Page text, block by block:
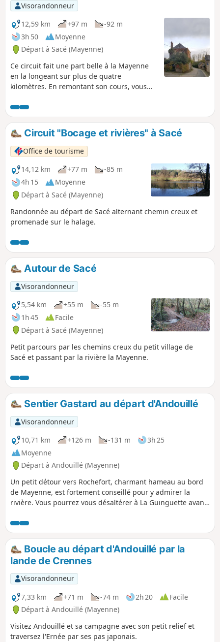
Visorandonneur
12,59 km
+97 m
-92 m
3h 50
Moyenne
Départ à Sacé (Mayenne)
Ce circuit fait une part belle à la Mayenne
en la longeant sur plus de quatre
kilomètres. En remontant son cours, vous
certains sont associés à une petite centrale
électrique.
Circuit "Bocage et rivières" à Sacé
Office de tourisme
14,12 km
+77 m
-85 m
4h 15
Moyenne
Départ à Sacé (Mayenne)
Randonnée au départ de Sacé alternant chemin creux et
promenade sur le halage.
Autour de Sacé
Visorandonneur
5,54 km
+55 m
-55 m
1h 45
Facile
Départ à Sacé (Mayenne)
Petit parcours par les chemins creux du petit village de
Sacé et passant par la rivière la Mayenne.
Sentier Gastard au départ d'Andouillé
Visorandonneur
10,71 km
+126 m -131 m
3h 25
Moyenne
Départ à Andouillé (Mayenne)
Un petit détour vers Rochefort, charmant hameau au bord
de Mayenne, est fortement conseillé pour y admirer la
rivière. Vous pourrez vous désaltérer à La Guinguette avant
Boucle au départ d'Andouillé par la
lande de Crennes
Visorandonneur
7,33 km
+71 m -74 m 2h 20
Facile
Départ à Andouillé (Mayenne)
Visitez Andouillé et sa campagne avec son petit relief et
traversez l'Ernée par ses pas japonais.